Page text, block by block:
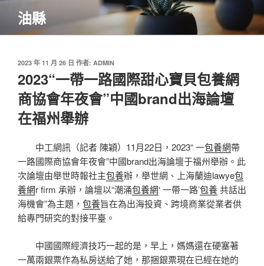
主
油縣
發
於
2023 年 11 月 26 日 作者: ADMIN
2023“一帶一路國際甜心寶貝包養網
商協會年夜會”中國brand出海論壇
在福州舉辦
中工網訊（記者 陳穎）11月22日，2023“ 一包養網帶
一路國際商協會年夜會”中國brand出海論壇于福州舉辦。此
次論壇由舉世時報社主包養辦，舉世網、上海蘭迪lawye包
養網r firm 承辦，論壇以“潮涌包養網‘ 一帶一路’包養共話出
海機會”為主題， 包養旨在為出海投資、跨境商業從業者供
給專門研究的對接平臺。
中國國際經濟技巧一起的是，早上，媽媽還在硬塞著
一萬兩銀票作為私房送給了她，那捆銀票現在已經在她的